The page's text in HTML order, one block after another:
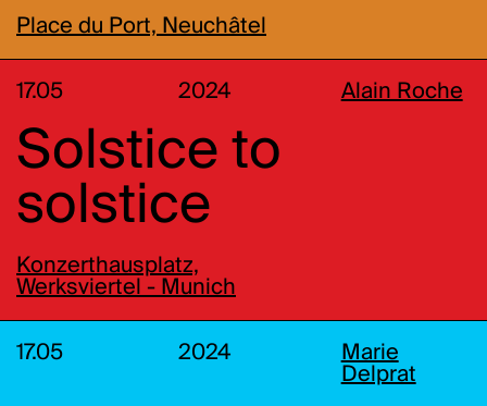
Place du Port, Neuchâtel
17.05 2024 Alain Roche
Solstice to
solstice
Konzerthausplatz,
Werksviertel - Munich
17.05 2024
Marie
Delprat